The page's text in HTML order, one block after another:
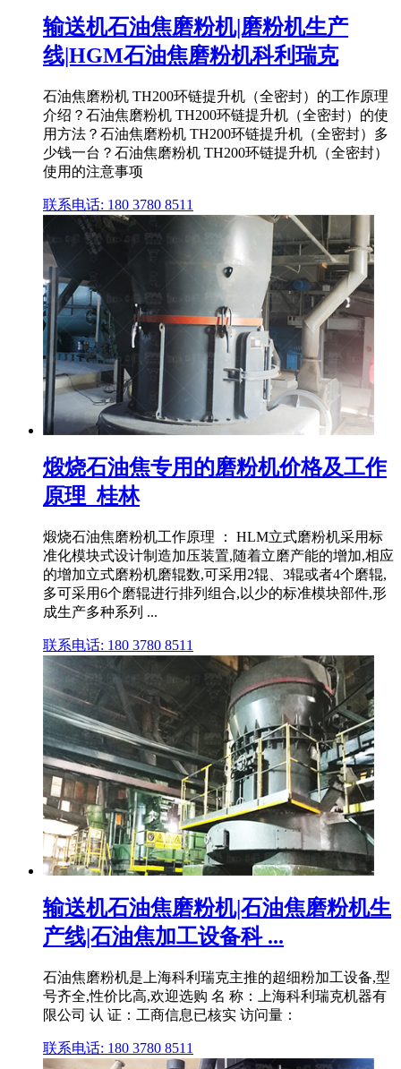
输送机石油焦磨粉机|磨粉机生产
线|HGM石油焦磨粉机科利瑞克
石油焦磨粉机 TH200环链提升机（全密封）的工作原理
介绍？石油焦磨粉机 TH200环链提升机（全密封）的使
用方法？石油焦磨粉机 TH200环链提升机（全密封）多
少钱一台？石油焦磨粉机 TH200环链提升机（全密封）
使用的注意事项
联系电话: 180 3780 8511
煅烧石油焦专用的磨粉机价格及工作
原理_桂林
煅烧石油焦磨粉机工作原理 ： HLM立式磨粉机采用标
准化模块式设计制造加压装置,随着立磨产能的增加,相应
的增加立式磨粉机磨辊数,可采用2辊、3辊或者4个磨辊,
多可采用6个磨辊进行排列组合,以少的标准模块部件,形
成生产多种系列 ...
联系电话: 180 3780 8511
输送机石油焦磨粉机|石油焦磨粉机生
产线|石油焦加工设备科 ...
石油焦磨粉机是上海科利瑞克主推的超细粉加工设备,型
号齐全,性价比高,欢迎选购 名 称：上海科利瑞克机器有
限公司 认 证：工商信息已核实 访问量：
联系电话: 180 3780 8511